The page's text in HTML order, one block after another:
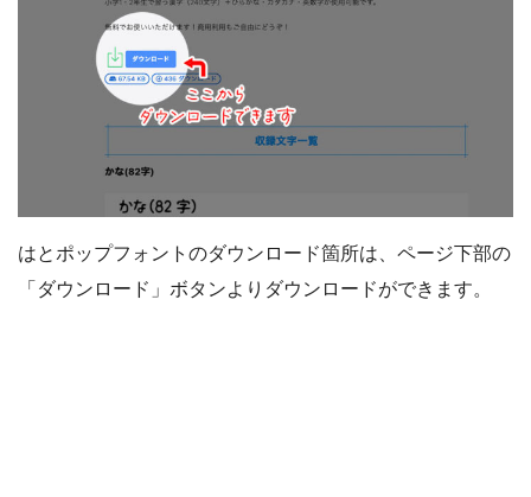
はとポップフォントのダウンロード箇所は、ページ下部の
「ダウンロード」ボタンよりダウンロードができます。